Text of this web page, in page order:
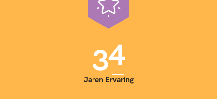
35
Jaren Ervaring